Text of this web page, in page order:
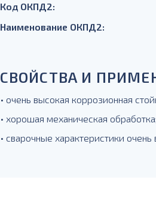
Код ОКПД2:
Наименование ОКПД2:
СВОЙСТВА И
• очень высокая коррозионная
• хорошая механическая обработка;
• сварочные характеристики очень